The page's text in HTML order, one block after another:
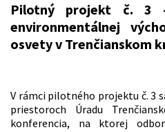
Pilotný projekt č. 3 -
environmentálnej
osvety v Trenčianskom
V rámci pilotného projektu č. 3
priestoroch Úradu
konferencia, na ktorej